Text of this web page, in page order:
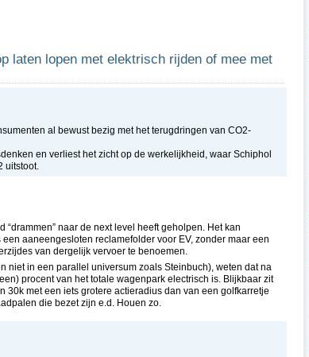
laten lopen met elektrisch rijden of mee met
al bewust bezig met het terugdringen van CO2-
en verliest het zicht op de werkelijkheid, waar Schiphol
uitstoot.
naar de next level heeft geholpen. Het kan
aaneengesloten reclamefolder voor EV, zonder maar een
van dergelijk vervoer te benoemen.
niet in een parallel universum zoals Steinbuch), weten dat na
procent van het totale wagenpark electrisch is. Blijkbaar zit
30k met een iets grotere actieradius dan van een golfkarretje
die bezet zijn e.d. Houen zo.